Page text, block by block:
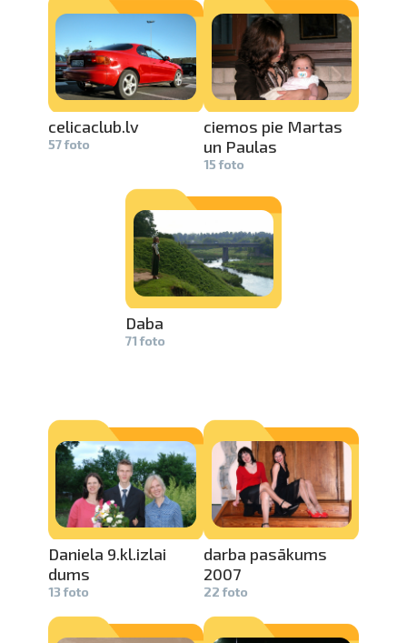
celicaclub­.lv
57 foto
ciemos pie Martas
un Paulas
15 foto
Daba
71 foto
Daniela 9.kl.izlai­
dums
13 foto
darba pasākums
2007
22 foto